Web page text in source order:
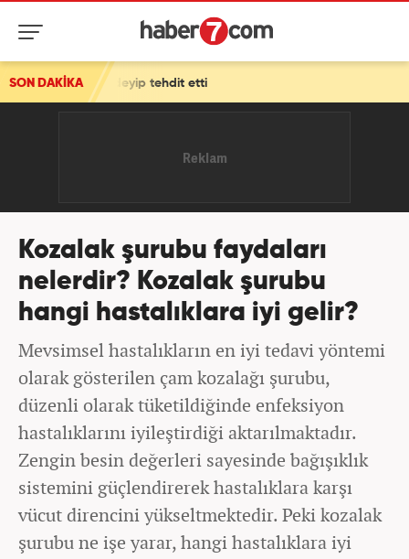
SON DAKİKA
tehdit etti
Kozalak şurubu faydaları
nelerdir? Kozalak şurubu
hangi hastalıklara iyi gelir?
Mevsimsel hastalıkların en iyi tedavi yöntemi
olarak gösterilen çam kozalağı şurubu,
düzenli olarak tüketildiğinde enfeksiyon
hastalıklarını iyileştirdiği aktarılmaktadır.
Zengin besin değerleri sayesinde bağışıklık
sistemini güçlendirerek hastalıklara karşı
vücut direncini yükseltmektedir. Peki kozalak
şurubu ne işe yarar, hangi hastalıklara iyi